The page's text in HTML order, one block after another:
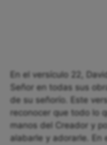
En el versículo 22,
Señor en todas sus
de su señorío. Este
reconocer que todo lo
manos del Creador y
alabarle y adorarle. En